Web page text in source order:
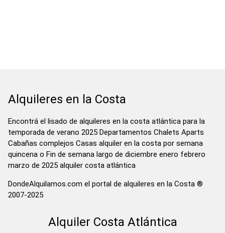
Alquileres en la Costa
Encontrá el lisado de alquileres en la costa atlántica para la
temporada de verano 2025 Departamentos Chalets Aparts
Cabañas complejos Casas alquiler en la costa por semana
quincena o Fin de semana largo de diciembre enero febrero
marzo de 2025 alquiler costa atlántica
DondeAlquilamos.com el portal de alquileres en la Costa ®
2007-2025
Alquiler Costa Atlántica